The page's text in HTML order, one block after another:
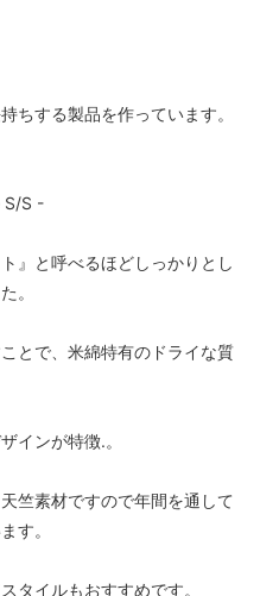
ちする製品を作っています。
S/S -
』と呼べるほどしっかりとし
。
とで、米綿特有のドライな質
インが特徴.。
竺素材ですので年間を通して
す。
タイルもおすすめです。